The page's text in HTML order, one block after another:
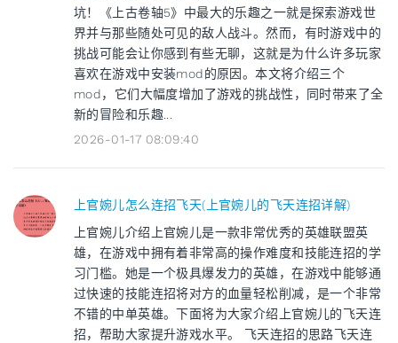
坑！《上古卷轴5》中最大的乐趣之一就是探索游戏世
界并与那些随处可见的敌人战斗。然而，有时游戏中的
挑战可能会让你感到有些无聊，这就是为什么许多玩家
喜欢在游戏中安装mod的原因。本文将介绍三个
mod，它们大幅度增加了游戏的挑战性，同时带来了全
新的冒险和乐趣...
2026-01-17 08:09:40
上官婉儿怎么连招飞天(上官婉儿的飞天连招详解)
上官婉儿介绍上官婉儿是一款非常优秀的英雄联盟英
雄，在游戏中拥有着非常高的操作难度和技能连招的学
习门槛。她是一个极具爆发力的英雄，在游戏中能够通
过快速的技能连招将对方的血量轻松削减，是一个非常
不错的中单英雄。下面将为大家介绍上官婉儿的飞天连
招，帮助大家提升游戏水平。 飞天连招的思路飞天连